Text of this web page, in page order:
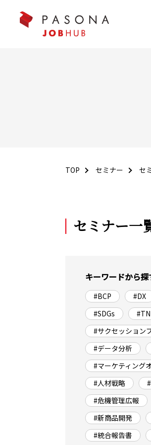
TOP セミナー セ
セミナー一
キーワードから探
#BCP #DX
#SDGs
#サクセッション
#データ分析
#マーケティング
#人材戦略
#危機管理広報
#新商品開発
#統合報告書